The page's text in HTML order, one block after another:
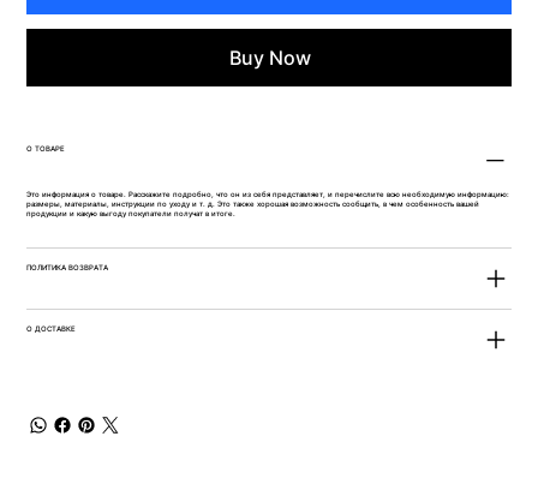
Buy Now
О ТОВАРЕ
Это информация о товаре. Расскажите подробно, что он из себя представляет, и перечислите всю необходимую информацию:
размеры, материалы, инструкции по уходу и т. д. Это также хорошая возможность сообщить, в чем особенность вашей
продукции и какую выгоду покупатели получат в итоге.
ПОЛИТИКА ВОЗВРАТА
О ДОСТАВКЕ